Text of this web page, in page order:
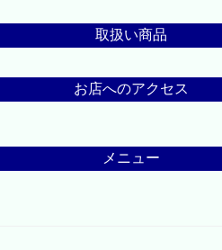
取扱い商品
お店へのアクセス
メニュー